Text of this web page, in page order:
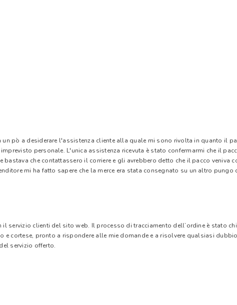
pò a desiderare l'assistenza cliente alla quale mi sono rivolta in quanto il
personale. L'unica assistenza ricevuta è stato confermarmi che il
bastava che contattassero il corriere e gli avrebbero detto che il pacco
mi ha fatto sapere che la merce era stata consegnato su un altro pungo
servizio clienti del sito web. Il processo di tracciamento dell’ordine è stato
e cortese, pronto a rispondere alle mie domande e a risolvere qualsiasi
servizio offerto.